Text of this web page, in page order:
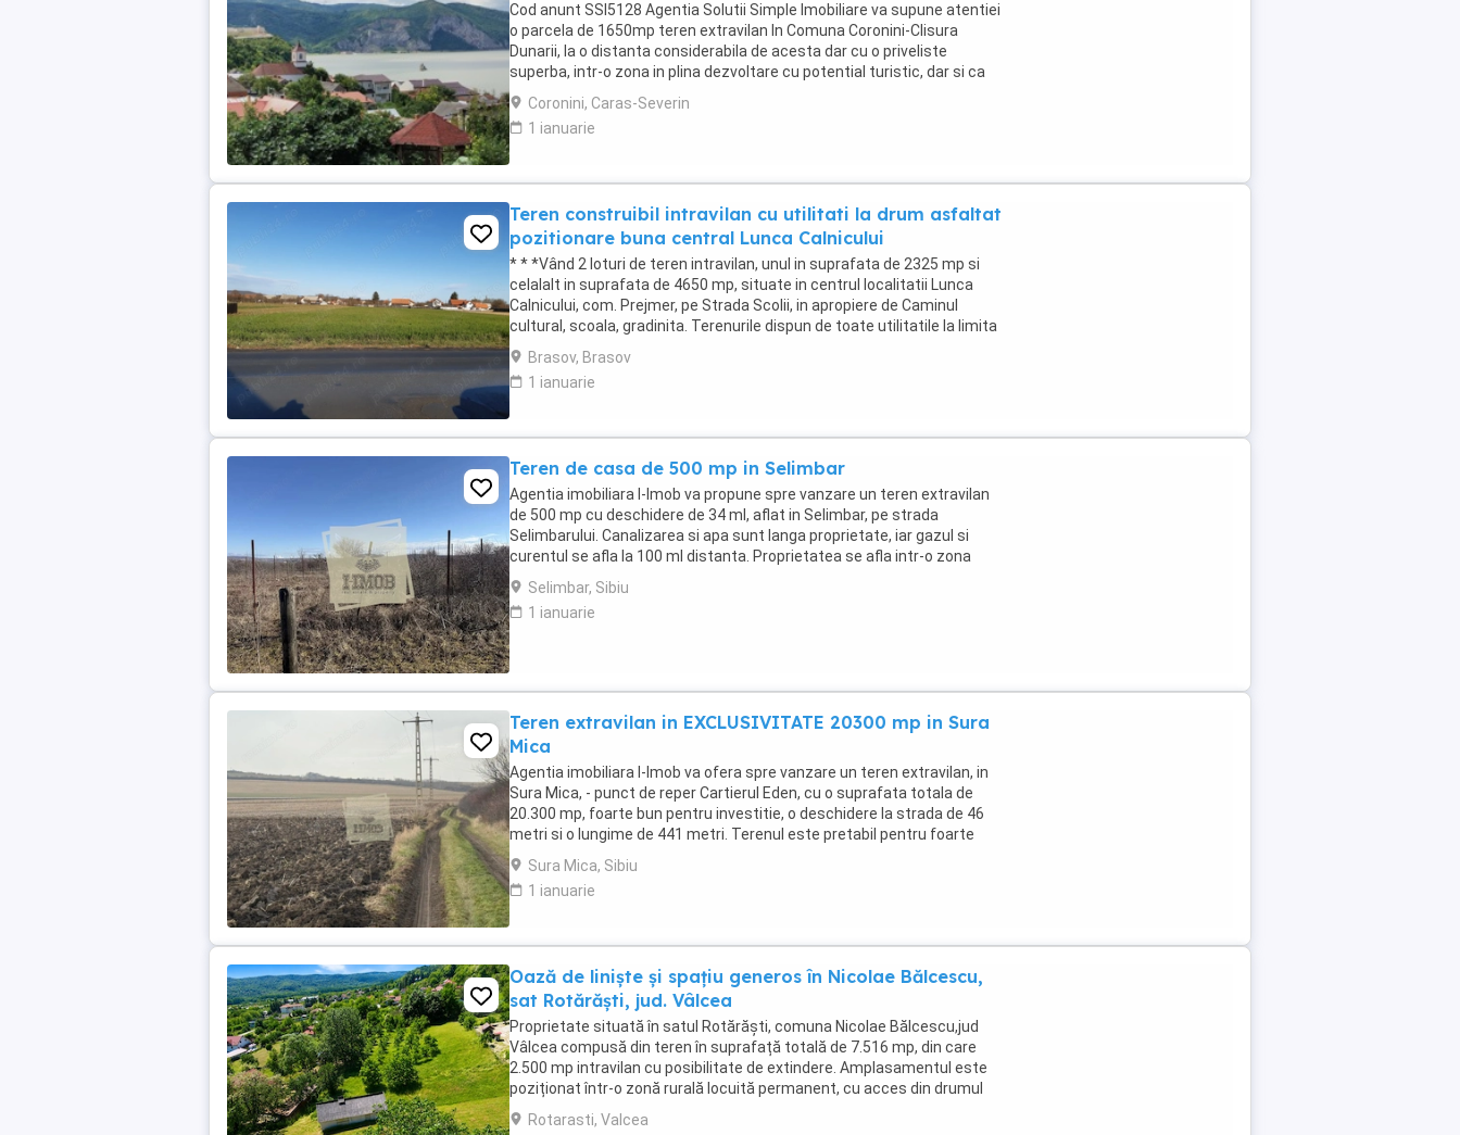
Cod anunt SSI5128 Agentia Solutii Simple Imobiliare va supune atentiei
o parcela de 1650mp teren extravilan In Comuna Coronini-Clisura
Dunarii, la o distanta considerabila de acesta dar cu o priveliste
superba, intr-o zona in plina dezvoltare cu potential turistic, dar si ca
zona de recreere personala ...
Coronini, Caras-Severin
1 ianuarie
Teren construibil intravilan cu utilitati la drum asfaltat
pozitionare buna central Lunca Calnicului
* * *Vând 2 loturi de teren intravilan, unul in suprafata de 2325 mp si
celalalt in suprafata de 4650 mp, situate in centrul localitatii Lunca
Calnicului, com. Prejmer, pe Strada Scolii, in apropiere de Caminul
cultural, scoala, gradinita. Terenurile dispun de toate utilitatile la limita
de proprietate ...
Brasov, Brasov
1 ianuarie
Teren de casa de 500 mp in Selimbar
Agentia imobiliara I-Imob va propune spre vanzare un teren extravilan
de 500 mp cu deschidere de 34 ml, aflat in Selimbar, pe strada
Selimbarului. Canalizarea si apa sunt langa proprietate, iar gazul si
curentul se afla la 100 ml distanta. Proprietatea se afla intr-o zona
linistita in plina dezvoltare, ...
Selimbar, Sibiu
1 ianuarie
Teren extravilan in EXCLUSIVITATE 20300 mp in Sura
Mica
Agentia imobiliara I-Imob va ofera spre vanzare un teren extravilan, in
Sura Mica, - punct de reper Cartierul Eden, cu o suprafata totala de
20.300 mp, foarte bun pentru investitie, o deschidere la strada de 46
metri si o lungime de 441 metri. Terenul este pretabil pentru foarte
multe tipuri de activitati ...
Sura Mica, Sibiu
1 ianuarie
Oază de liniște și spațiu generos în Nicolae Bălcescu,
sat Rotărăști, jud. Vâlcea
Proprietate situată în satul Rotărăști, comuna Nicolae Bălcescu,jud
Vâlcea compusă din teren în suprafață totală de 7.516 mp, din care
2.500 mp intravilan cu posibilitate de extindere. Amplasamentul este
poziționat într-o zonă rurală locuită permanent, cu acces din drumul
local, beneficiind de liniștea ...
Rotarasti, Valcea